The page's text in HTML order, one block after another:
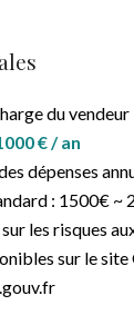
du vendeur
€ / an
dépenses
: 1500€ ~
les risques
sur le site